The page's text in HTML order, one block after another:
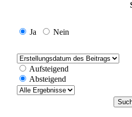
Ja Nein
Aufsteigend
Absteigend